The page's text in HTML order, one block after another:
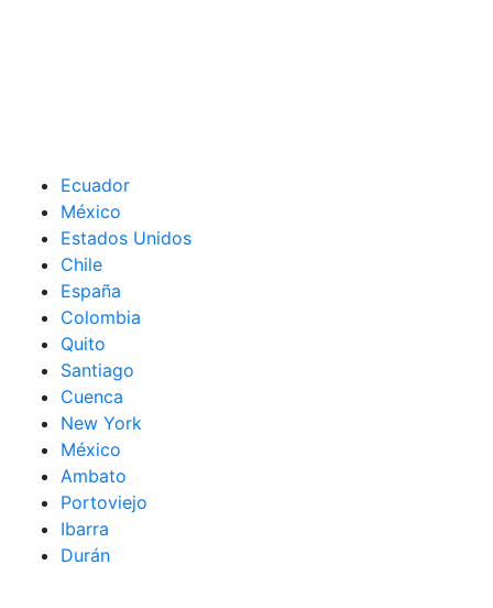
Ecuador
México
Estados Unidos
Chile
España
Colombia
Quito
Santiago
Cuenca
New York
México
Ambato
Portoviejo
Ibarra
Durán